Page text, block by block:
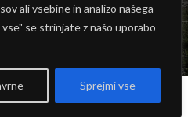
ali vsebine in analizo našega
se strinjate z našo uporabo
Sprejmi vse
Tactical- Izvedba:epicmedia.si